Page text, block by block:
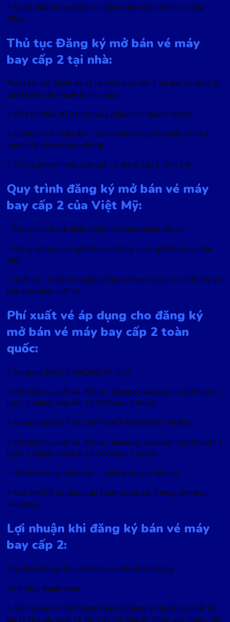
+ Được đào tạo nghiệp vụ hoàn toàn miễn phí khi ký hợp
đồng
Thủ tục Đăng ký mở bán vé máy
bay cấp 2 tại nhà:
Trước khi trở thành đại lý vé máy bay cấp 2 tại gia, tại công ty
quý khách cần chuẩn bị như sau:
+ Sổ Hộ Khẩu, KT3 hoặc giấy phép kinh doanh photo
+ Chứng minh nhân dân ( căn cước) hoặc giấy phép lái xe (
người đại diện ký hợp đồng)
+ Tất cả photo hoặc scan gởi về đại lý cấp 1 Việt Mỹ
Quy trình đăng ký mở bán vé máy
bay cấp 2 của Việt Mỹ:
– Đại lý tư vấn và nhận thông tin khách hàng đặt vé.
– Đại lý tự book vé giữ chỗ các hãng, in vé gửi khách và thu
tiền
– Xuất vé : Trước khi xuất vé Đại lý thanh toán cho Việt Mỹ và
báo ticketing xuất vé.
Phí xuất vé áp dụng cho đăng ký
mở bán vé máy bay cấp 2 toàn
quốc:
* Áp dụng ĐẠI LÝ KHÔNG KÝ QUỸ
+ Phí dịch vụ xuất vé, đổi vé : Bamboo Airways: 5.000vnd / 1
lượt/ 1 khách, khứ hồi 10.000vnd /1 khách.
* Áp dụng ĐẠI LÝ KÝ QUỸ CHẾT 5.000.000 TRIỆU
+ Phí dịch vụ xuất vé, đổi vé : Bamboo Airways: 5.000vnd / 1
lượt/ 1 khách, khứ hồi 10.000vnd /1 khách.
+ Thêm hành lý, chỗ ngồi, . .. không thu phí dịch vụ
+ Các ĐẠI LÝ sẽ được cấp Code Book vé 3 hãng Bamboo
Airwatys
Lợi nhuận khi đăng ký bán vé máy
bay cấp 2:
Quý đại lý được thu phí từ khách 85.000/ chặng
Hình thức thanh toán:
+ Để hai bên có thể thanh toán dễ dàng và thuận lợi nhất khi
đại lý yêu cầu xuất vé thì Việt Mỹ khuyến khích quý khách nên